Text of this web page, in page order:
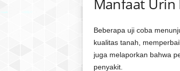
Manfaat Urin
Beberapa uji coba
kualitas tanah,
juga melaporkan bahwa
penyakit.